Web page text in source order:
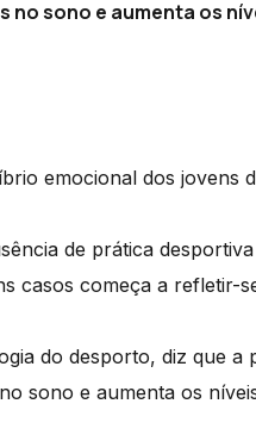
sono e aumenta os
emocional dos jovens
de prática
casos começa a refletir-
do desporto, diz que a
sono e aumenta os